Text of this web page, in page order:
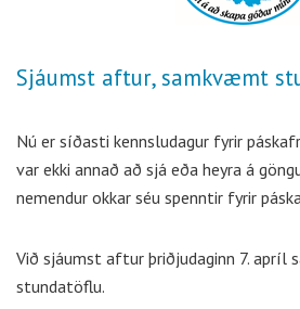
Sjáumst aftur, samkvæmt
Nú er síðasti kennsludagur fyrir
var ekki annað að sjá eða heyra á
nemendur okkar séu spenntir fyrir
Við sjáumst aftur þriðjudaginn 7. apríl
stundatöflu.